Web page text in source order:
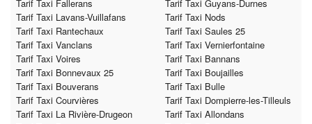
Tarif Taxi Fallerans
Tarif Taxi Guyans-Durnes
Tarif Taxi Lavans-Vuillafans
Tarif Taxi Nods
Tarif Taxi Rantechaux
Tarif Taxi Saules 25
Tarif Taxi Vanclans
Tarif Taxi Vernierfontaine
Tarif Taxi Voires
Tarif Taxi Bannans
Tarif Taxi Bonnevaux 25
Tarif Taxi Boujailles
Tarif Taxi Bouverans
Tarif Taxi Bulle
Tarif Taxi Courvières
Tarif Taxi Dompierre-les-Tilleuls
Tarif Taxi La Rivière-Drugeon
Tarif Taxi Allondans